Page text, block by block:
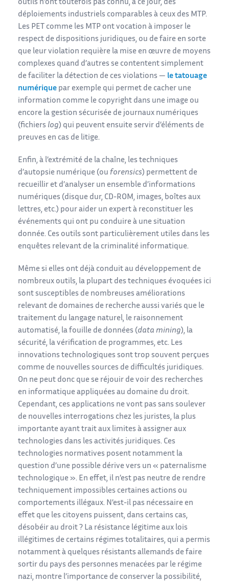
outils n’ont toutefois pas connu, à ce jour, des
déploiements industriels comparables à ceux des MTP.
Les PET comme les MTP ont vocation à imposer le
respect de dispositions juridiques, ou de faire en sorte
que leur violation requière la mise en œuvre de moyens
complexes quand d’autres se contentent simplement
de faciliter la détection de ces violations — le tatouage
numérique par exemple qui permet de cacher une
information comme le copyright dans une image ou
encore la gestion sécurisée de journaux numériques
(fichiers log ) qui peuvent ensuite servir d’éléments de
preuves en cas de litige.
Enfin, à l’extrémité de la chaîne, les techniques
d’autopsie numérique (ou forensics ) permettent de
recueillir et d’analyser un ensemble d’informations
numériques (disque dur, CD-ROM, images, boîtes aux
lettres, etc.) pour aider un expert à reconstituer les
événements qui ont pu conduire à une situation
donnée. Ces outils sont particulièrement utiles dans les
enquêtes relevant de la criminalité informatique.
Même si elles ont déjà conduit au développement de
nombreux outils, la plupart des techniques évoquées ici
sont susceptibles de nombreuses améliorations
relevant de domaines de recherche aussi variés que le
traitement du langage naturel, le raisonnement
automatisé, la fouille de données ( data mining ), la
sécurité, la vérification de programmes, etc. Les
innovations technologiques sont trop souvent perçues
comme de nouvelles sources de difficultés juridiques.
On ne peut donc que se réjouir de voir des recherches
en informatique appliquées au domaine du droit.
Cependant, ces applications ne vont pas sans soulever
de nouvelles interrogations chez les juristes, la plus
importante ayant trait aux limites à assigner aux
technologies dans les activités juridiques. Ces
technologies normatives posent notamment la
question d’une possible dérive vers un « paternalisme
technologique ». En effet, il n’est pas neutre de rendre
techniquement impossibles certaines actions ou
comportements illégaux. N’est-il pas nécessaire en
effet que les citoyens puissent, dans certains cas,
désobéir au droit ? La résistance légitime aux lois
illégitimes de certains régimes totalitaires, qui a permis
notamment à quelques résistants allemands de faire
sortir du pays des personnes menacées par le régime
nazi, montre l’importance de conserver la possibilité,